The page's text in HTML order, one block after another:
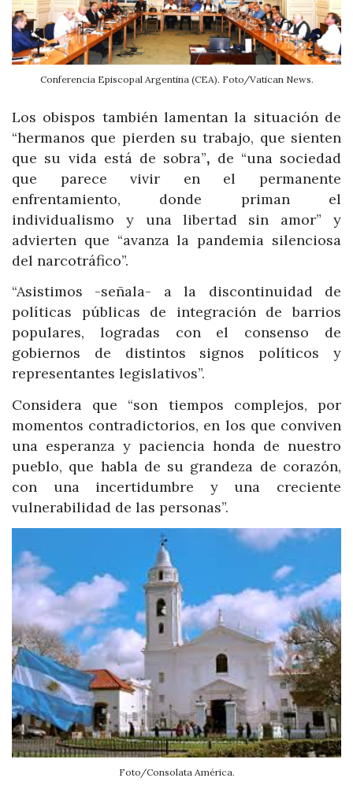
Conferencia Episcopal Argentina (CEA). Foto/Vatican News.
Los obispos también lamentan la situación de
“hermanos que pierden su trabajo, que sienten
que su vida está de sobra”, de “una sociedad
que parece vivir en el permanente
enfrentamiento, donde priman el
individualismo y una libertad sin amor” y
advierten que “avanza la pandemia silenciosa
del narcotráfico”.
“Asistimos -señala- a la discontinuidad de
políticas públicas de integración de barrios
populares, logradas con el consenso de
gobiernos de distintos signos políticos y
representantes legislativos”.
Considera que “son tiempos complejos, por
momentos contradictorios, en los que conviven
una esperanza y paciencia honda de nuestro
pueblo, que habla de su grandeza de corazón,
con una incertidumbre y una creciente
vulnerabilidad de las personas”.
Foto/Consolata América.